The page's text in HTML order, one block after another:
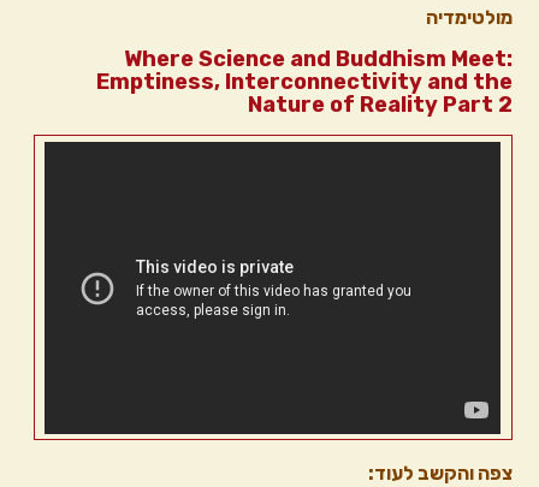
מולטימדיה
Where Science and Buddhism Meet:
Emptiness, Interconnectivity and the
Nature of Reality Part 2
צפה והקשב לעוד: